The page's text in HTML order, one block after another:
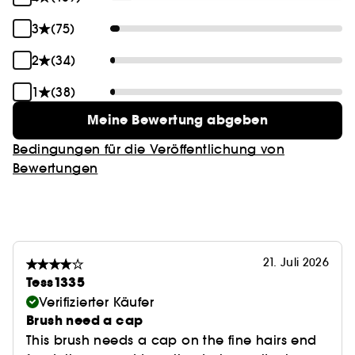
3
(75)
2
(34)
1
(38)
Meine Bewertung abgeben
Bedingungen für die Veröffentlichung von
Bewertungen
21. Juli 2026
Tess1335
Verifizierter Käufer
Brush need a cap
This brush needs a cap on the fine hairs end